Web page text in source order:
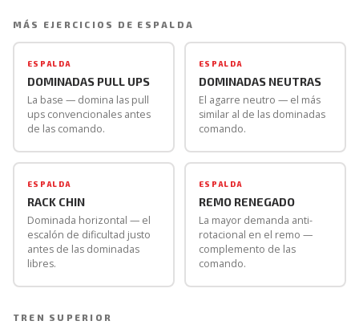
completamente seguras y cómodas antes de añadir
MÁS EJERCICIOS DE ESPALDA
ESPALDA
DOMINADAS PULL UPS
La base — domina las pull
ups convencionales antes
de las comando.
ESPALDA
DOMINADAS NEUTRAS
El agarre neutro — el más
similar al de las dominadas
comando.
ESPALDA
RACK CHIN
Dominada horizontal — el
escalón de dificultad justo
antes de las dominadas
libres.
ESPALDA
REMO RENEGADO
La mayor demanda anti-
rotacional en el remo —
complemento de las
comando.
TREN SUPERIOR